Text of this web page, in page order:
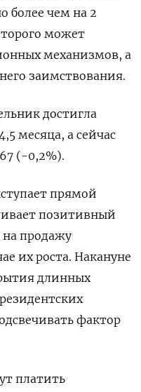
более чем на 2
может
механизмов, а
заимствования.
достигла
месяца, а сейчас
(-0,2%).
прямой
позитивный
продажу
их роста. Накануне
длинных
фактор
платить